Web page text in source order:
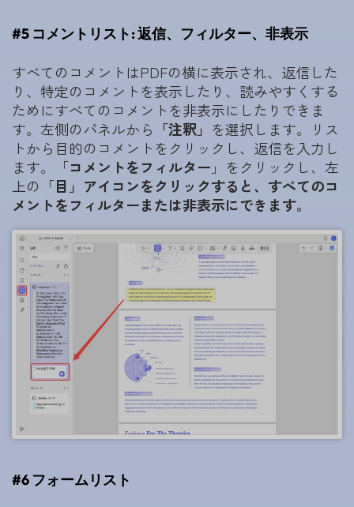
#5 コメントリスト: 返信、フィルター、非表示
すべてのコメントはPDFの横に表示され、返信した
り、特定のコメントを表示したり、読みやすくする
ためにすべてのコメントを非表示にしたりできま
す。左側のパネルから 「注釈」 を選択します。リス
トから目的のコメントをクリックし、返信を入力し
ます。「コメントをフィルター 」をクリックし、左
上の「目」アイコンをクリックすると、すべてのコ
メントをフィルターまたは非表示にできます。
#6 フォームリスト